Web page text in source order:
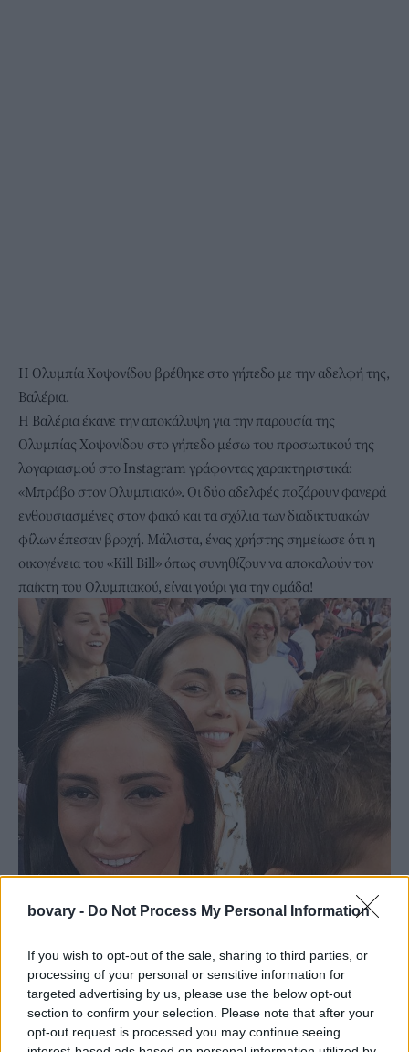
bovary - Do Not Process My Personal Information
If you wish to opt-out of the sale, sharing to third parties, or
processing of your personal or sensitive information for
targeted advertising by us, please use the below opt-out
section to confirm your selection. Please note that after your
opt-out request is processed you may continue seeing
Η Ολυμπία Χοψονίδου βρέθηκε στο γήπεδο με την αδελφή της,
Βαλέρια.
Η Βαλέρια έκανε την αποκάλυψη για την παρουσία της
Ολυμπίας Χοψονίδου στο γήπεδο μέσω του προσωπικού της
λογαριασμού στο Instagram γράφοντας χαρακτηριστικά:
«Μπράβο στον Ολυμπιακό». Οι δύο αδελφές ποζάρουν φανερά
ενθουσιασμένες στον φακό και τα σχόλια των διαδικτυακών
φίλων έπεσαν βροχή. Μάλιστα, ένας χρήστης σημείωσε ότι η
οικογένεια του «Κill Bill» όπως συνηθίζουν να αποκαλούν τον
παίκτη του Ολυμπιακού, είναι γούρι για την ομάδα!